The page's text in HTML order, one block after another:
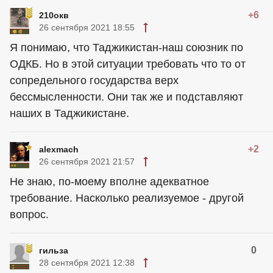
210окв +6
26 сентября 2021 18:55
Я понимаю, что Таджикистан-наш союзник по
ОДКБ. Но в этой ситуации требовать что то от
сопредельного государства верх
бессмысленности. Они так же и подставляют
наших в Таджикистане.
alexmach +2
26 сентября 2021 21:57
Не знаю, по-моему вполне адекватное
требование. Насколько реализуемое - другой
вопрос.
гильза 0
28 сентября 2021 12:38